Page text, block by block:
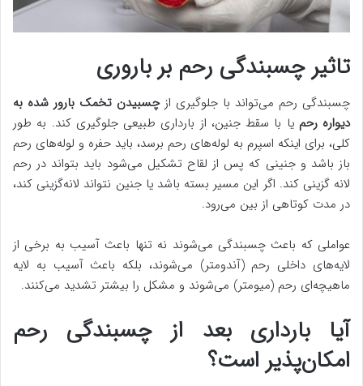
تاثیر چسبندگی رحم بر باروری
چسبندگی رحم می‌تواند با جلوگیری ازچسبیدن تخمک بارور شده به
دیواره رحم یا با سقط جنین، از بارداری طبیعی جلوگیری کند. به طور
کلی، برای اینکه اسپرم به لوله‌های رحم برسد، باید حفره و لوله‌های رحم
باز باشد و جنینی که پس از لقاح تشکیل می‌شود باید بتواند در رحم
لانه گزینی کند. اگر این مسیر بسته باشد یا جنین نتواند لانه‌گزینی کند،
در مدت کوتاهی از بین می‌رود.
عواملی که باعث چسبندگی می‌شوند نه تنها باعث آسیب به برخی از
لایه‌های داخلی رحم (آندومتر) می‌شوند، بلکه باعث آسیب به لایه
ماهیچه‌ای رحم (میومتر) می‌شوند و مشکل را بیشتر تشدید می‌کنند.
آیا بارداری بعد از چسبندگی رحم
امکان‌پذیر است؟